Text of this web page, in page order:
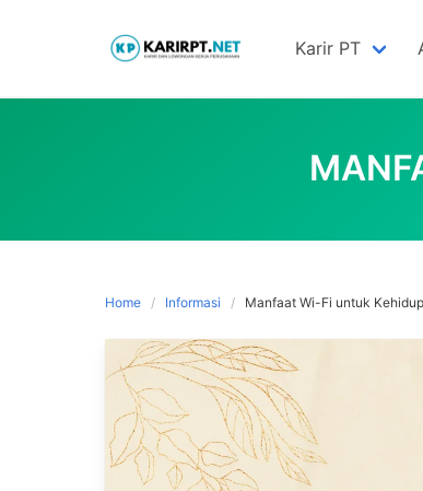
Karir PT
Home Informasi Manfaat Wi-Fi untuk